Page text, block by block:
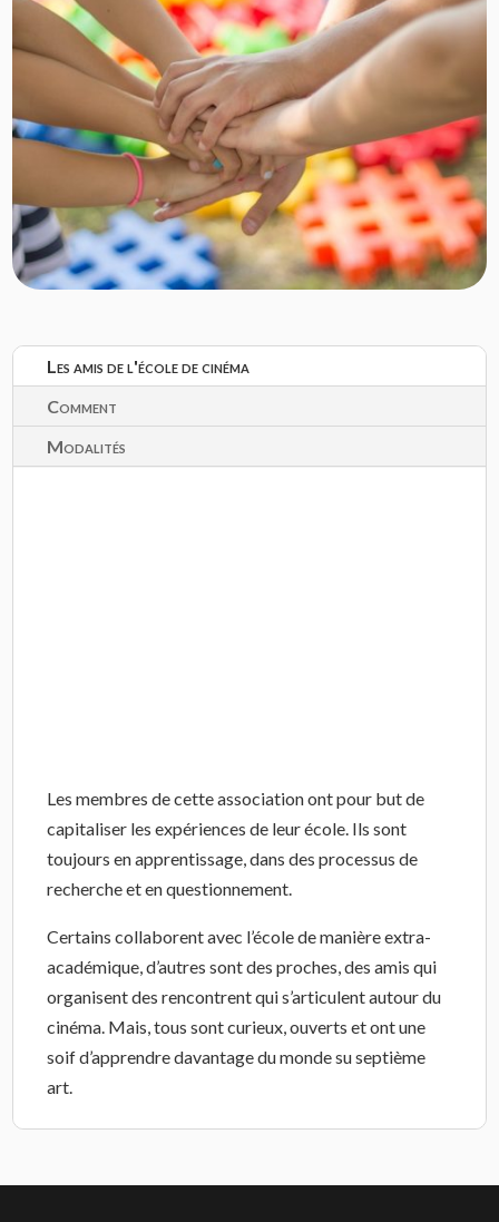
Les amis de l'école de cinéma
Comment
Modalités
Les membres de cette association ont pour but de
capitaliser les expériences de leur école. Ils sont
toujours en apprentissage, dans des processus de
recherche et en questionnement.
Certains collaborent avec l’école de manière extra-
académique, d’autres sont des proches, des amis qui
organisent des rencontrent qui s’articulent autour du
cinéma. Mais, tous sont curieux, ouverts et ont une
soif d’apprendre davantage du monde su septième
art.